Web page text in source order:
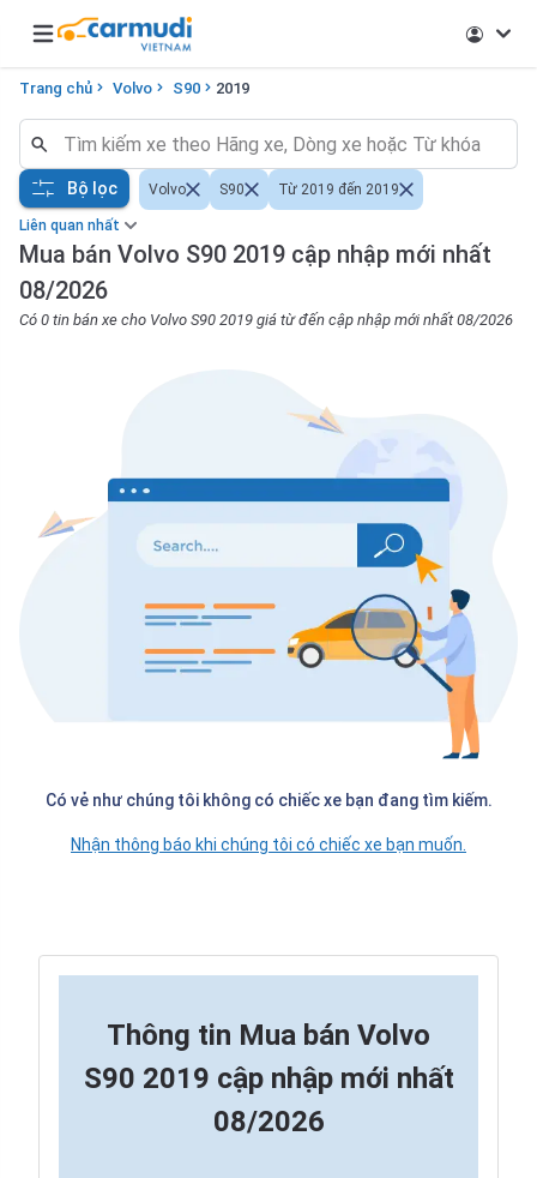
Open main menu
Trang chủ Volvo S90 2019
Liên quan nhất
Mua bán Volvo S90 2019 cập nhập mới nhất
08/2026
Có 0 tin bán xe cho Volvo S90 2019 giá từ đến cập nhập mới nhất 08/2026
Bộ lọc Volvo S90 Từ 2019 đến 2019
Có vẻ như chúng tôi không có chiếc xe bạn đang tìm kiếm.
Nhận thông báo khi chúng tôi có chiếc xe bạn muốn.
Thông tin Mua bán Volvo
S90 2019 cập nhập mới nhất
08/2026